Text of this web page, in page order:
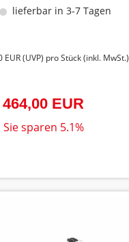
lieferbar in 3-7 Tagen
EUR(UVP) pro Stück (inkl. MwSt.)
464,00 EUR
Sie sparen 5.1%